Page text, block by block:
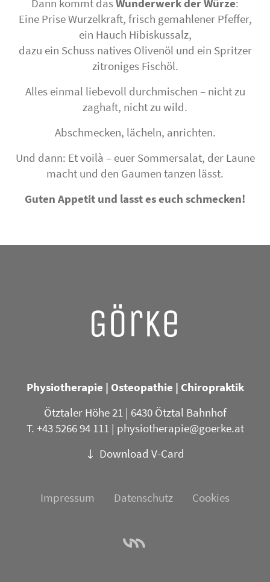
Dann kommt dasWunderwerk der Würze:
Eine Prise Wurzelkraft, frisch gemahlener Pfeffer,
ein Hauch Hibiskussalz,
dazu ein Schuss natives Olivenöl und ein Spritzer
zitroniges Fischöl.
Alles einmal liebevoll durchmischen – nicht zu
zaghaft, nicht zu wild.
Abschmecken, lächeln, anrichten.
Und dann: Et voilà – euer Sommersalat, der Laune
macht und den Gaumen tanzen lässt.
Guten Appetit und lasst es euch schmecken!
Physiotherapie | Osteopathie | Chiropraktik
Ötztaler Höhe 21 | 6430 Ötztal Bahnhof
T. +43 5266 94 111| physiotherapie@goerke.at
Download V-Card
Impressum Datenschutz Cookies